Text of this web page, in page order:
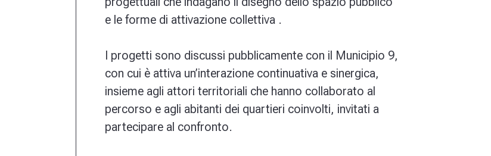
e le forme di attivazione collettiva .
I progetti sono discussi pubblicamente con il Municipio 9,
con cui è attiva un’interazione continuativa e sinergica,
insieme agli attori territoriali che hanno collaborato al
percorso e agli abitanti dei quartieri coinvolti, invitati a
partecipare al confronto.